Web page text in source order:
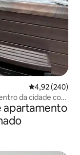
4,92 de uma
4,92 (240)
da cidade com
apartamento